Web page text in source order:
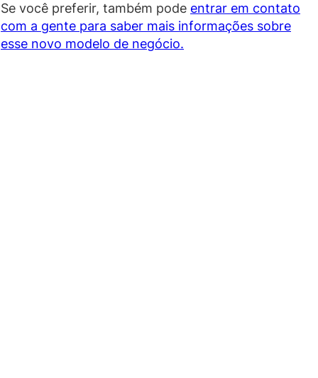
Se você preferir, também pode entrar em contato
com a gente para saber mais informações sobre
esse novo modelo de negócio.